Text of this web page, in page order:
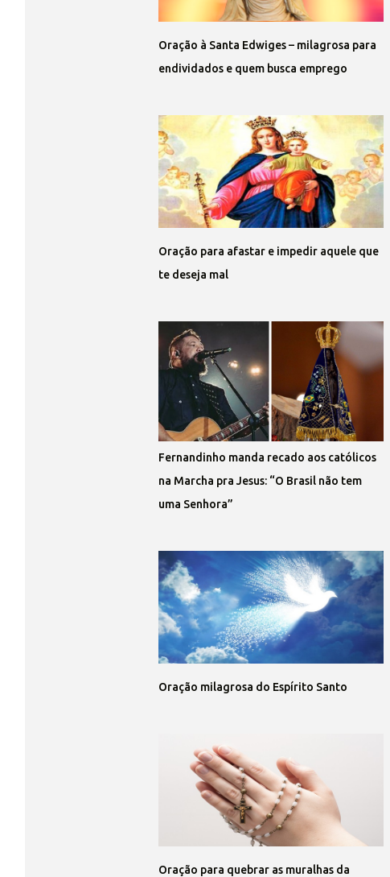
Oração à Santa Edwiges – milagrosa para
endividados e quem busca emprego
Oração para afastar e impedir aquele que
te deseja mal
Fernandinho manda recado aos católicos
na Marcha pra Jesus: “O Brasil não tem
uma Senhora”
Oração milagrosa do Espírito Santo
Oração para quebrar as muralhas da